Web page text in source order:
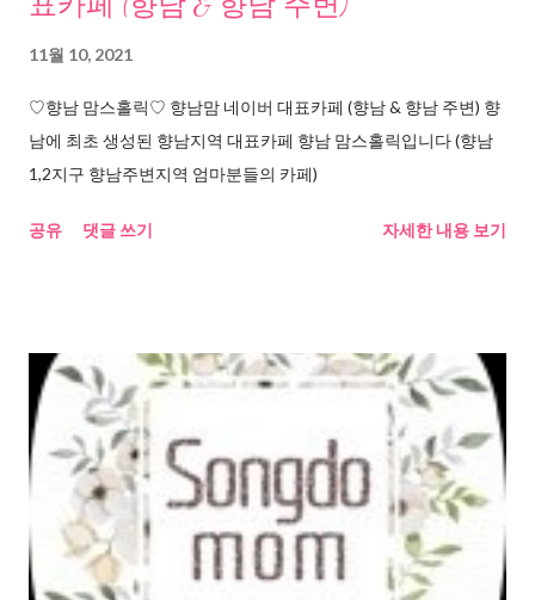
11월 10, 2021
♡향남 맘스홀릭♡ 향남맘 네이버 대표카페 (향남 & 향남 주변) 향
남에 최초 생성된 향남지역 대표카페 향남 맘스홀릭입니다 (향남
1,2지구 향남주변지역 엄마분들의 카페)
공유 댓글 쓰기 자세한 내용 보기